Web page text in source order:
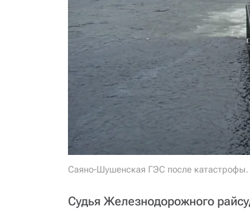
Саяно-Шушенская ГЭС после
Судья Железнодорожного